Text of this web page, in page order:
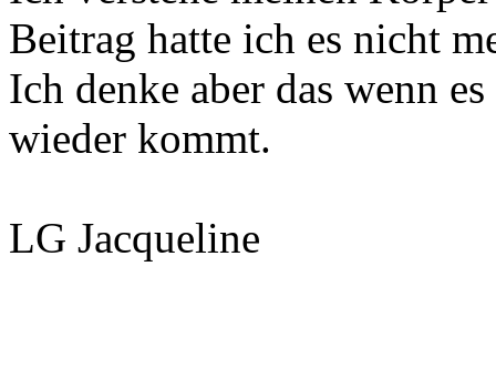
Beitrag hatte ich es nicht
Ich denke aber das wenn
wieder kommt.
LG Jacqueline